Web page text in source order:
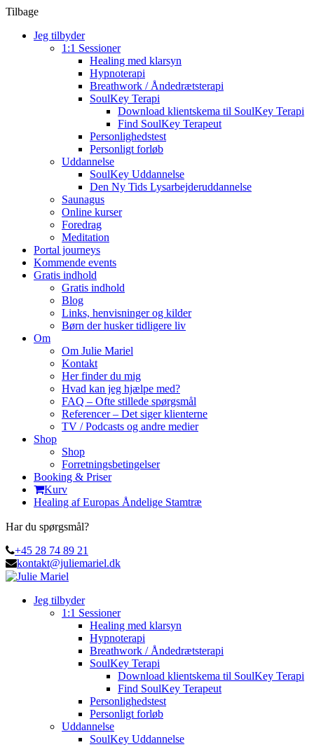
Tilbage
Jeg tilbyder
1:1 Sessioner
Healing med klarsyn
Hypnoterapi
Breathwork / Åndedrætsterapi
SoulKey Terapi
Download klientskema til SoulKey Terapi
Find SoulKey Terapeut
Personlighedstest
Personligt forløb
Uddannelse
SoulKey Uddannelse
Den Ny Tids Lysarbejderuddannelse
Saunagus
Online kurser
Foredrag
Meditation
Portal journeys
Kommende events
Gratis indhold
Gratis indhold
Blog
Links, henvisninger og kilder
Børn der husker tidligere liv
Om
Om Julie Mariel
Kontakt
Her finder du mig
Hvad kan jeg hjælpe med?
FAQ – Ofte stillede spørgsmål
Referencer – Det siger klienterne
TV / Podcasts og andre medier
Shop
Shop
Forretningsbetingelser
Booking & Priser
Kurv
Healing af Europas Åndelige Stamtræ
Har du spørgsmål?
+45 28 74 89 21
kontakt@juliemariel.dk
Jeg tilbyder
1:1 Sessioner
Healing med klarsyn
Hypnoterapi
Breathwork / Åndedrætsterapi
SoulKey Terapi
Download klientskema til SoulKey Terapi
Find SoulKey Terapeut
Personlighedstest
Personligt forløb
Uddannelse
SoulKey Uddannelse